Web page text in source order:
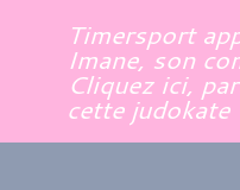
Timersport
Imane, son
Cliquez ici,
cette judokate